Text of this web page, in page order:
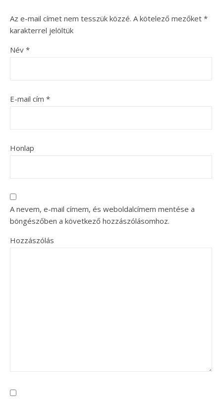
Az e-mail címet nem tesszük közzé. A kötelező mezőket *
karakterrel jelöltük
Név *
E-mail cím *
Honlap
A nevem, e-mail címem, és weboldalcímem mentése a
böngészőben a következő hozzászólásomhoz.
Hozzászólás